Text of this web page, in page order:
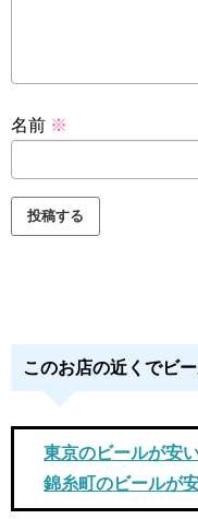
名前 ※
このお店の近くでビ
東京のビールが安
錦糸町のビールが